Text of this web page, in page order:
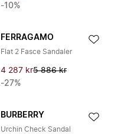
-10%
FERRAGAMO
Flat 2 Fasce Sandaler
4 287 kr5 886 kr
-27%
BURBERRY
Urchin Check Sandal